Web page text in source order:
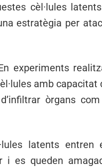
cèl·lules latents
estratègia per
experiments
amb capacitat
òrgans
latents
i es queden